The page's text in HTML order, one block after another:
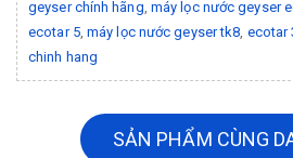
geyser chính hãng máy lọc nước geyser
ecotar 5,máy lọc nước geyser tk8 ecotar
chinh hang
SẢN PHẨM CÙNG